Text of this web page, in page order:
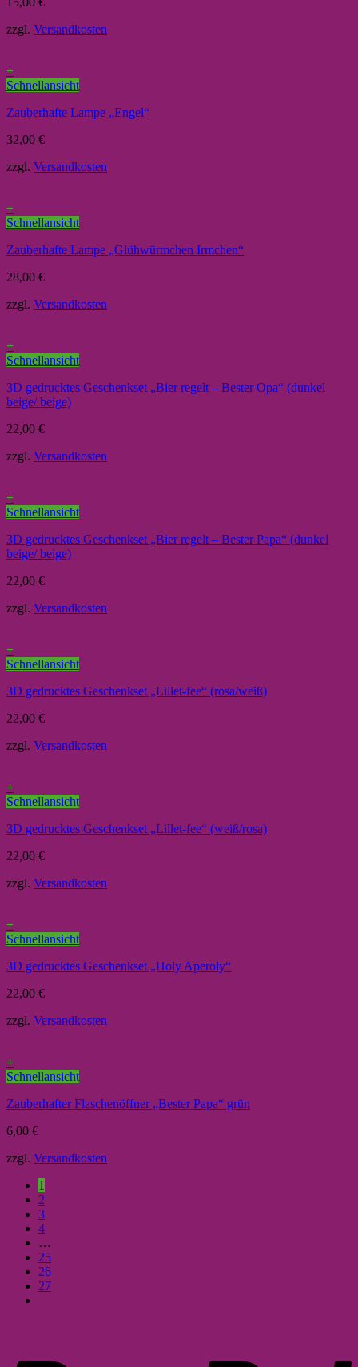
zzgl. Versandkosten
+
Schnellansicht
Zauberhafte Lampe „Engel“
32,00 €
zzgl. Versandkosten
+
Schnellansicht
Zauberhafte Lampe „Glühwürmchen Irmchen“
28,00 €
zzgl. Versandkosten
+
Schnellansicht
3D gedrucktes Geschenkset „Bier regelt – Bester Opa“ (dunkel
beige/ beige)
22,00 €
zzgl. Versandkosten
+
Schnellansicht
3D gedrucktes Geschenkset „Bier regelt – Bester Papa“ (dunkel
beige/ beige)
22,00 €
zzgl. Versandkosten
+
Schnellansicht
3D gedrucktes Geschenkset „Lillet-fee“ (rosa/weiß)
22,00 €
zzgl. Versandkosten
+
Schnellansicht
3D gedrucktes Geschenkset „Lillet-fee“ (weiß/rosa)
22,00 €
zzgl. Versandkosten
+
Schnellansicht
3D gedrucktes Geschenkset „Holy Aperoly“
22,00 €
zzgl. Versandkosten
+
Schnellansicht
Zauberhafter Flaschenöffner „Bester Papa“ grün
6,00 €
zzgl. Versandkosten
1
2
3
4
…
25
26
27